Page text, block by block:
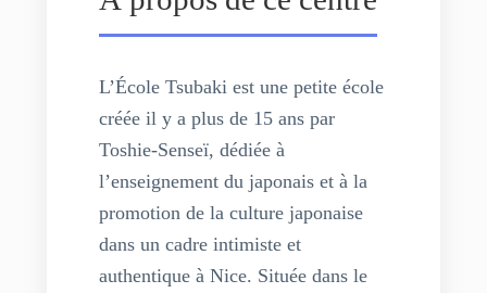
L’École Tsubaki est une petite école
créée il y a plus de 15 ans par
Toshie-Senseï, dédiée à
l’enseignement du japonais et à la
promotion de la culture japonaise
dans un cadre intimiste et
authentique à Nice. Située dans le